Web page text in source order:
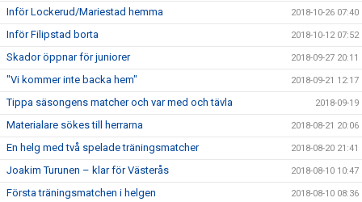
Inför Lockerud/Mariestad hemma 2018-10-26 07:40
Inför Filipstad borta 2018-10-12 07:52
Skador öppnar för juniorer 2018-09-27 20:11
"Vi kommer inte backa hem" 2018-09-21 12:17
Tippa säsongens matcher och var med och tävla 2018-09-19
Materialare sökes till herrarna 2018-08-21 20:06
En helg med två spelade träningsmatcher 2018-08-20 21:41
Joakim Turunen – klar för Västerås 2018-08-10 10:47
Första träningsmatchen i helgen 2018-08-10 08:36